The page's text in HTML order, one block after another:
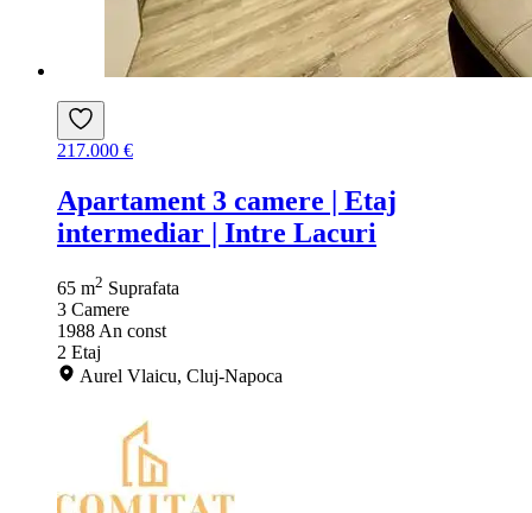
217.000 €
Apartament 3 camere | Etaj
intermediar | Intre Lacuri
65 m2 Suprafata
3 Camere
1988An const
2 Etaj
Aurel Vlaicu, Cluj-Napoca